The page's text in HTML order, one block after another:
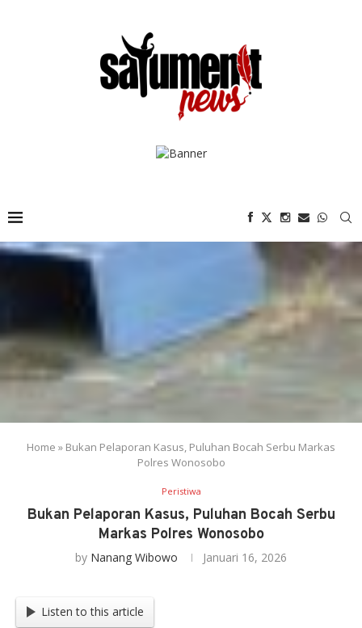
Home » Bukan Pelaporan Kasus, Puluhan Bocah Serbu Markas
Polres Wonosobo
Peristiwa
Bukan Pelaporan Kasus, Puluhan Bocah Serbu
Markas Polres Wonosobo
by Nanang Wibowo Januari 16, 2026
Listen to this article